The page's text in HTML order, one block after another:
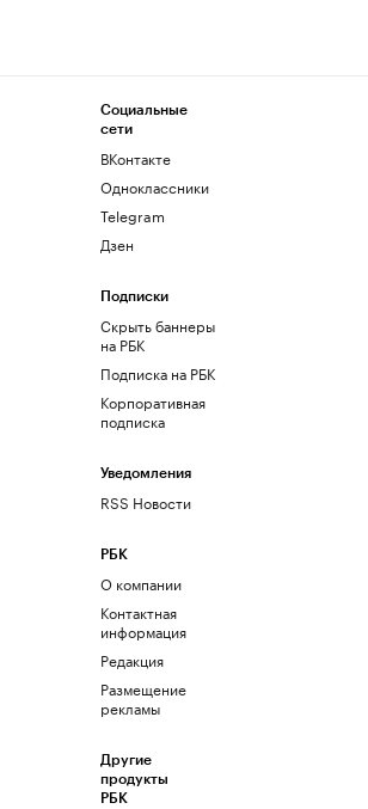
Социальные
сети
ВКонтакте
Одноклассники
Telegram
Дзен
Подписки
Скрыть баннеры
на РБК
Подписка на РБК
Корпоративная
подписка
Уведомления
RSS Новости
РБК
О компании
Контактная
информация
Редакция
Размещение
рекламы
Другие
продукты
РБК